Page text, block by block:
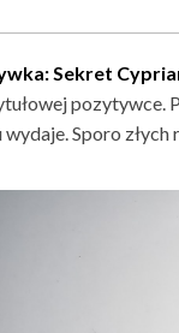
Sekret
pozytywce.
Sporo złych